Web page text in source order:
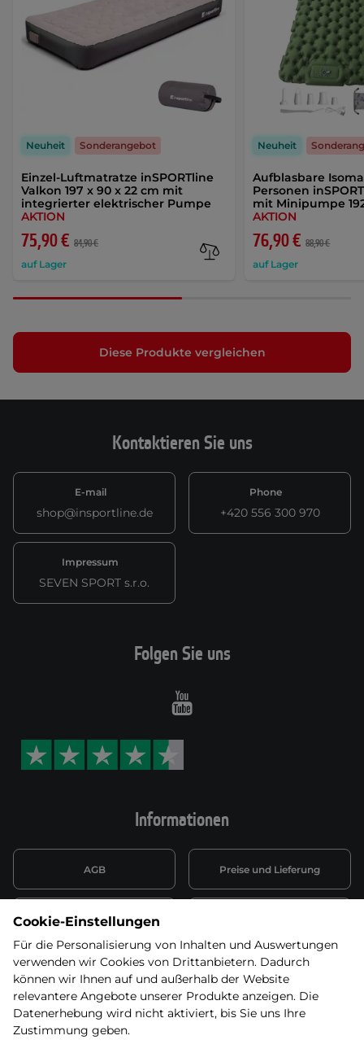
Einzel-Luftmatratze inSPORTline
Valkon 197 x 90 x 22 cm mit
integrierter elektrischer Pumpe
AKTION
75,90 € 84,90 €
auf Lager
Neuheit Sonderangebot
Aufblasbare
Personen
mit Minipumpe
AKTION
76,90 € 88,90 €
auf Lager
Neuheit
Diese Produkte vergleichen
Kontaktieren Sie uns
E-mail
shop@insportline.de
Phone
+420 556 300 970
Impressum
SEVEN SPORT s.r.o.
Informationen
AGB Preise und Lieferung
Datenschutzerklärung
Wiederufsbelehrung mit Link
zum Formular
Batterieentsorgung
Informationen zu Elektro-
und Elektonikgeräten
Widerruf erklären
Folgen Sie uns
Youtube
Cookie-Einstellungen
Für die Personalisierung von Inhalten und Auswertungen
verwenden wir Cookies von Drittanbietern. Dadurch
können wir Ihnen auf und außerhalb der Website
relevantere Angebote unserer Produkte anzeigen. Die
Datenerhebung wird nicht aktiviert, bis Sie uns Ihre
Zustimmung geben.